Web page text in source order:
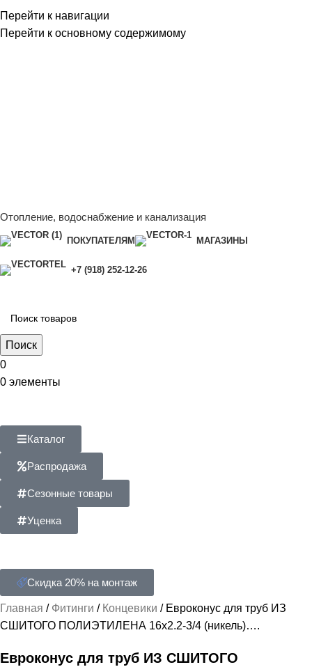
Перейти к навигации
Перейти к основному содержимому
Отопление, водоснабжение и канализация
ПОКУПАТЕЛЯМ МАГАЗИНЫ
+7 (918) 252-12-26
Поиск
0
0 элементы
Каталог
Распродажа
Сезонные товары
Уценка
Скидка 20% на монтаж
Главная Фитинги Концевики
Евроконус для труб ИЗ
СШИТОГО ПОЛИЭТИЛЕНА 16х2.2-3/4 (никель)….
Евроконус для труб ИЗ СШИТОГО